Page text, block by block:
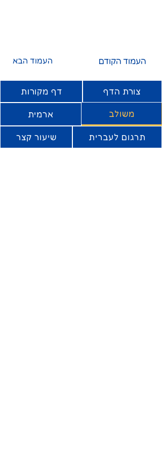
העמוד הבא העמוד הקודם
צורת הדף דף מקורות
משולב ארמית
תרגום לעברית שיעור קצר